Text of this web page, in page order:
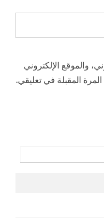
والموقع الإلكتروني
المقبلة في تعليقي.